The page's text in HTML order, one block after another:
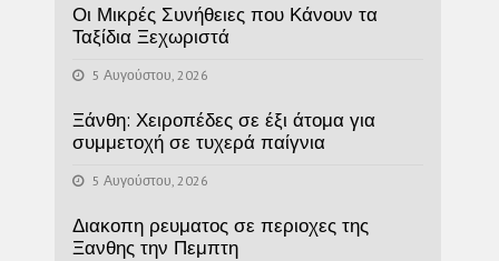
Οι Μικρές Συνήθειες που Κάνουν τα
Ταξίδια Ξεχωριστά
5 Αυγούστου, 2026
Ξάνθη: Χειροπέδες σε έξι άτομα για
συμμετοχή σε τυχερά παίγνια
5 Αυγούστου, 2026
Διακοπη ρευματος σε περιοχες της
Ξανθης την Πεμπτη